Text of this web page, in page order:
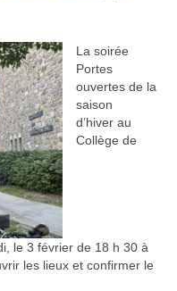
La soirée
Portes
ouvertes de la
saison
d’hiver au
Collège de
le 3 février de 18 h 30 à
les lieux et confirmer le